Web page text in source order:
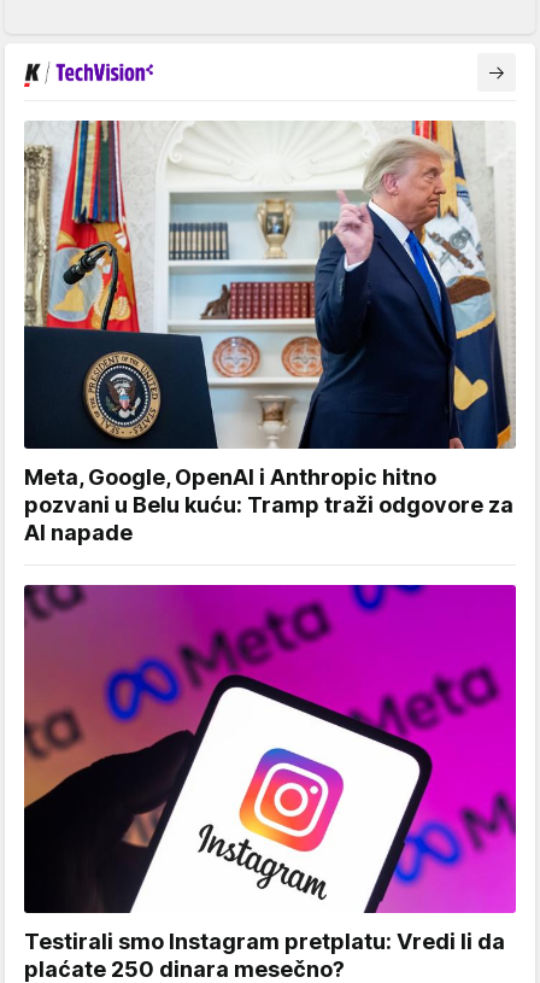
Meta, Google, OpenAI i Anthropic hitno
pozvani u Belu kuću: Tramp traži odgovore za
AI napade
Testirali smo Instagram pretplatu: Vredi li da
plaćate 250 dinara mesečno?